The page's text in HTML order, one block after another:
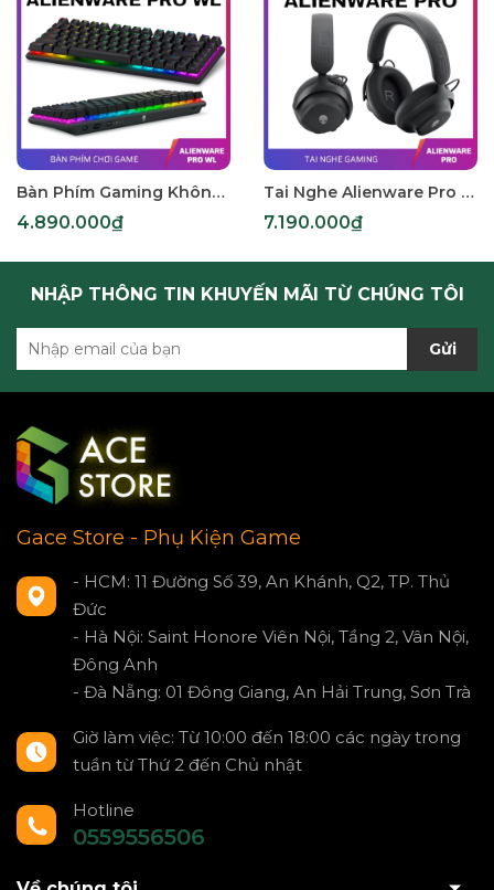
Bàn Phím Gaming Không Dây Alienware Pro WL – Dark Side of the Moon & Lunar Light, Hot‑Swappable Switches, RGB
4.890.000₫
Tai Nghe Alienware Pro Không Dây – Dark Side of the Moon & Lunar Light, Hỗ Trợ ANC & Hi-Res Audio
7.190.000₫
NHẬP THÔNG TIN KHUYẾN MÃI TỪ CHÚNG TÔI
Gửi
Gace Store - Phụ Kiện Game
- HCM: 11 Đường Số 39, An Khánh, Q2, TP. Thủ
Đức
- Hà Nội: Saint Honore Viên Nội, Tầng 2, Vân Nội,
Đông Anh
- Đà Nẵng: 01 Đông Giang, An Hải Trung, Sơn Trà
Giờ làm việc: Từ 10:00 đến 18:00 các ngày trong
tuần từ Thứ 2 đến Chủ nhật
Hotline
0559556506